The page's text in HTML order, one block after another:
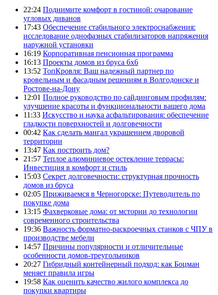
22:24 Поднимите комфорт в гостиной: очарование
угловых диванов
17:43 Обеспечение стабильного электроснабжения:
исследование однофазных стабилизаторов напряжения
наружной установки
16:19 Корпоративная пенсионная программа
16:13 Проекты домов из бруса 6х6
13:52 ТопКровля: Ваш надежный партнер по
кровельным и фасадным решениям в Волгодонске и
Ростове-на-Дону
12:01 Полное руководство по сайдинговым профилям:
улучшение красоты и функциональности вашего дома
11:33 Искусство и наука асфальтирования: обеспечение
гладкости поверхностей и долговечности
00:42 Как сделать мангал украшением дворовой
территории
13:47 Как построить дом?
21:57 Теплое алюминиевое остекление террасы:
Инвестиция в комфорт и стиль
15:03 Секрет долговечности: структурная прочность
домов из бруса
02:05 Приживаемся в Черногорске: Путеводитель по
покупке дома
13:15 Фахверковые дома: от мстории до технологии
современного строительства
19:36 Важность форматно-раскроечных станков с ЧПУ в
производстве мебели
14:57 Причины популярности и отличительные
особенности домов-треугольников
20:27 Гибридный контейнерный подход: как Боцман
меняет правила игры
19:58 Как оценить качество жилого комплекса до
покупки квартиры